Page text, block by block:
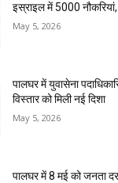
इस्राइल में 5000
May 5, 2026
पालघर में युवासेना
विस्तार को मिली नई दिशा
May 5, 2026
पालघर में 8 मई को जनता